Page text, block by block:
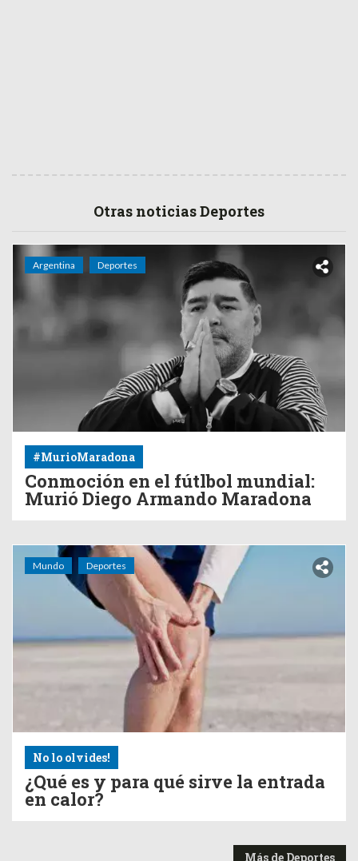
Otras noticias Deportes
Argentina Deportes
#MurioMaradona
Conmoción en el fútlbol mundial:
Murió Diego Armando Maradona
Mundo Deportes
No lo olvides!
¿Qué es y para qué sirve la entrada
en calor?
Más de Deportes